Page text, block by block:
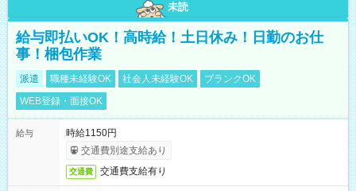
未読
給与即払いOK！高時給！土日休み！日勤のお仕
事！梱包作業
派遣 職種未経験OK 社会人未経験OK
ブランクOK
WEB登録・面接OK
給与
時給1150円
交通費別途支給あり
交通費 交通費支給有り